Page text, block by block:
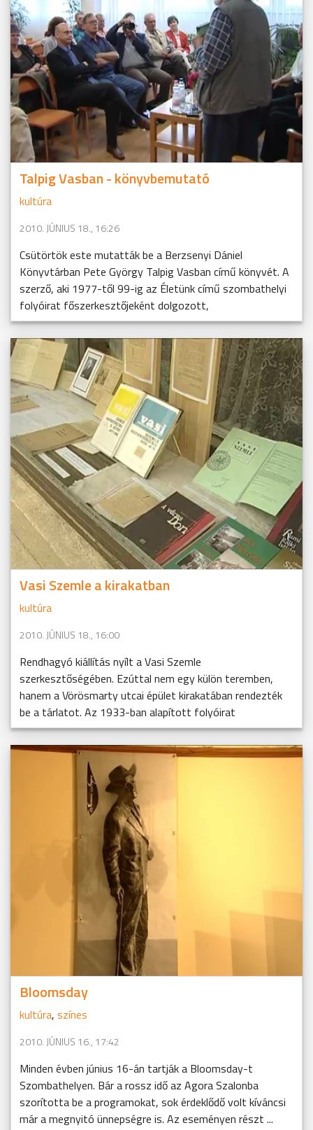
Talpig Vasban - könyvbemutató
kultúra
2010. JÚNIUS 18., 16:26
Csütörtök este mutatták be a Berzsenyi Dániel
Könyvtárban Pete György Talpig Vasban című könyvét. A
szerző, aki 1977-től 99-ig az Életünk című szombathelyi
folyóirat főszerkesztőjeként dolgozott,
Vasi Szemle a kirakatban
kultúra
2010. JÚNIUS 18., 16:00
Rendhagyó kiállítás nyílt a Vasi Szemle
szerkesztőségében. Ezúttal nem egy külön teremben,
hanem a Vörösmarty utcai épület kirakatában rendezték
be a tárlatot. Az 1933-ban alapított folyóirat
Bloomsday
kultúra, színes
2010. JÚNIUS 16., 17:42
Minden évben június 16-án tartják a Bloomsday-t
Szombathelyen. Bár a rossz idő az Agora Szalonba
szorította be a programokat, sok érdeklődő volt kíváncsi
már a megnyitó ünnepségre is. Az eseményen részt ...